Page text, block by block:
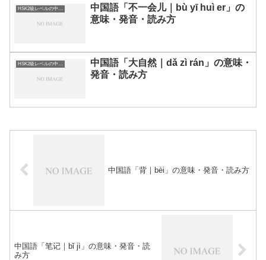
中国語「不一会儿｜bù yī huì er」の
意味・発音・読み方
中国語「大自然｜dǎ zì rán」の意味・
発音・読み方
中国語「背｜bèi」の意味・発音・読み方
中国語「笔记｜bǐ jì」の意味・発音・読
み方